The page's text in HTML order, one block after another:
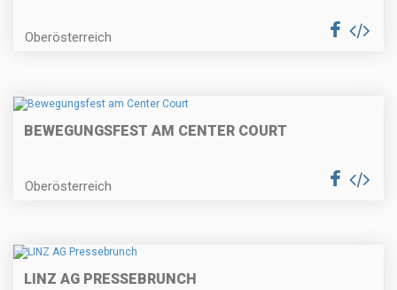
Oberösterreich
BEWEGUNGSFEST AM CENTER COURT
Oberösterreich
LINZ AG PRESSEBRUNCH